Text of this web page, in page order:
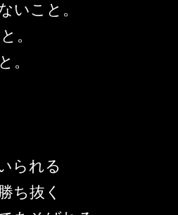
いこと。
。
。
られる
ち抜く